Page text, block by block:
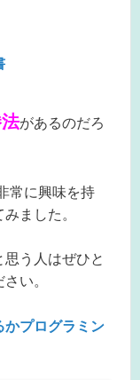
があるのだろ
常に興味を持
ました。
う人はぜひと
い。
かプログラミン